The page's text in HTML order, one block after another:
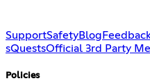
SupportSafetyBlog
sQuestsOfficial 3rd Party
Policies